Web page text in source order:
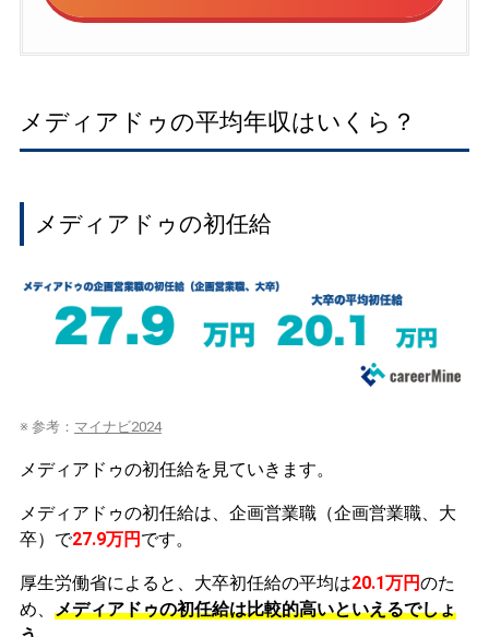
メディアドゥの平均年収はいくら？
メディアドゥの初任給
※ 参考： マイナビ2024
メディアドゥの初任給を見ていきます。
メディアドゥの初任給は、企画営業職（企画営業職、大
卒）で27.9万円 です。
厚生労働省によると、大卒初任給の平均は20.1万円のた
め、 メディアドゥの初任給は比較的高いといえるでしょ